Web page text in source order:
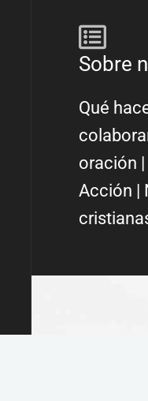
Sobre
Qué
oración |
Acción |